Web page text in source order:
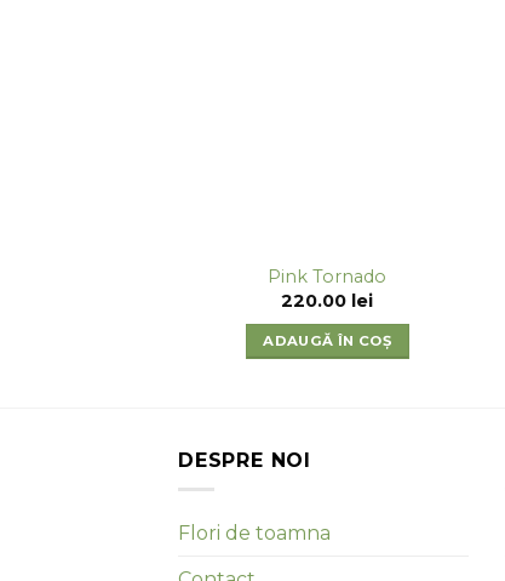
Pink Tornado
220.00 lei
ADAUGĂ ÎN COȘ
DESPRE NOI
Flori de toamna